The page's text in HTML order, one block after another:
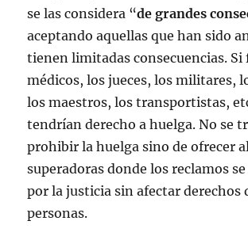
se las considera “de grandes
aceptando aquellas que han sido
tienen limitadas consecuencias. Si
médicos, los jueces, los militares,
los maestros, los transportistas,
tendrían derecho a huelga. No se
prohibir la huelga sino de ofrecer
superadoras donde los reclamos
por la justicia sin afectar derechos
personas.